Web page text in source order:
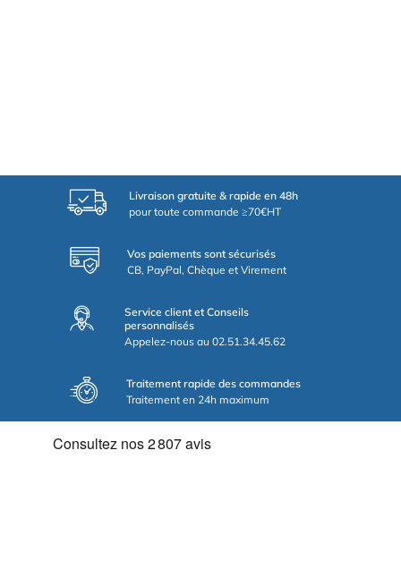
Livraison gratuite & rapide en 48h
pour toute commande ≥70€HT
Vos paiements sont sécurisés
CB, PayPal, Chèque et Virement
Service client et Conseils
personnalisés
Appelez-nous au 02.51.34.45.62
Traitement rapide des commandes
Traitement en 24h maximum